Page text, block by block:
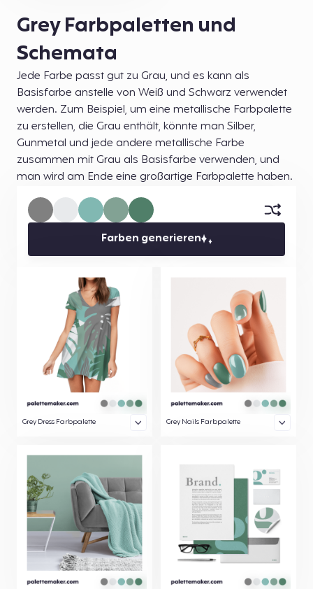
Grey Farbpaletten und
Schemata
Jede Farbe passt gut zu Grau, und es kann als
Basisfarbe anstelle von Weiß und Schwarz verwendet
werden. Zum Beispiel, um eine metallische Farbpalette
zu erstellen, die Grau enthält, könnte man Silber,
Gunmetal und jede andere metallische Farbe
zusammen mit Grau als Basisfarbe verwenden, und
man wird am Ende eine großartige Farbpalette haben.
Farben generieren
Grey Dress Farbpalette Grey Nails Farbpalette